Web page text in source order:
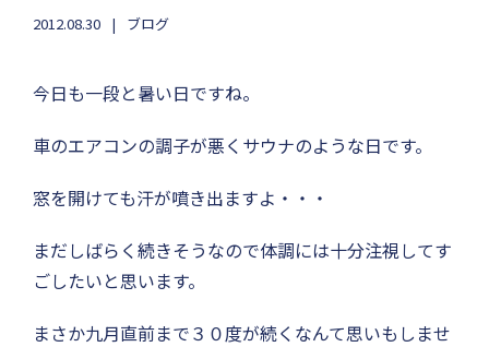
2012.08.30 ブログ
今日も一段と暑い日ですね。
車のエアコンの調子が悪くサウナのような日です。
窓を開けても汗が噴き出ますよ・・・
まだしばらく続きそうなので体調には十分注視してす
ごしたいと思います。
まさか九月直前まで３０度が続くなんて思いもしませ